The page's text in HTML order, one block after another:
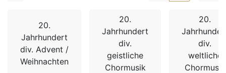
20.
Jahrhundert
div. Advent /
Weihnachten
20.
Jahrhundert
div.
geistliche
Chormusik
20.
div.
weltliche
Chormusik